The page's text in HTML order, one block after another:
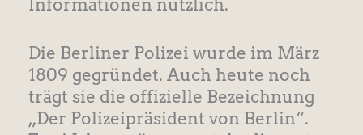
Informationen nützlich.
Die Berliner Polizei wurde im März
1809 gegründet. Auch heute noch
trägt sie die offizielle Bezeichnung
„Der Polizeipräsident von Berlin“.